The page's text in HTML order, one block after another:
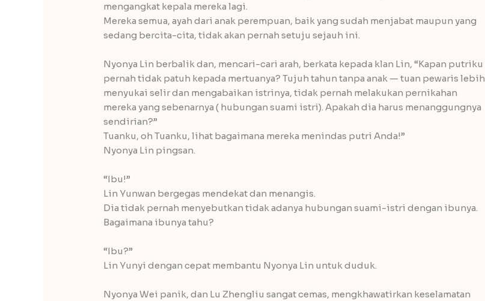
mengangkat kepala mereka lagi.
Mereka semua, ayah dari anak perempuan, baik yang sudah menjabat maupun yang
sedang bercita-cita, tidak akan pernah setuju sejauh ini.
Nyonya Lin berbalik dan, mencari-cari arah, berkata kepada klan Lin, “Kapan putriku
pernah tidak patuh kepada mertuanya? Tujuh tahun tanpa anak — tuan pewaris lebih
menyukai selir dan mengabaikan istrinya, tidak pernah melakukan pernikahan
mereka yang sebenarnya ( hubungan suami istri). Apakah dia harus menanggungnya
sendirian?”
Tuanku, oh Tuanku, lihat bagaimana mereka menindas putri Anda!”
Nyonya Lin pingsan.
“Ibu!”
Lin Yunwan bergegas mendekat dan menangis.
Dia tidak pernah menyebutkan tidak adanya hubungan suami-istri dengan ibunya.
Bagaimana ibunya tahu?
“Ibu?”
Lin Yunyi dengan cepat membantu Nyonya Lin untuk duduk.
Nyonya Wei panik, dan Lu Zhengliu sangat cemas, mengkhawatirkan keselamatan